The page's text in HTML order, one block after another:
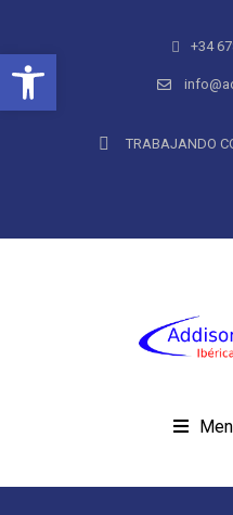
Abrir barra de herramientas
+34
TRABAJANDO